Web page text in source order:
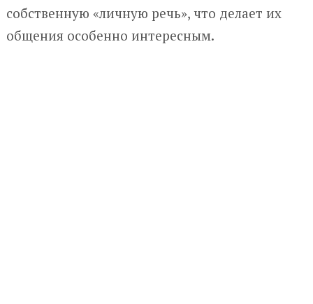
собственную «личную речь», что делает их
общения особенно интересным.